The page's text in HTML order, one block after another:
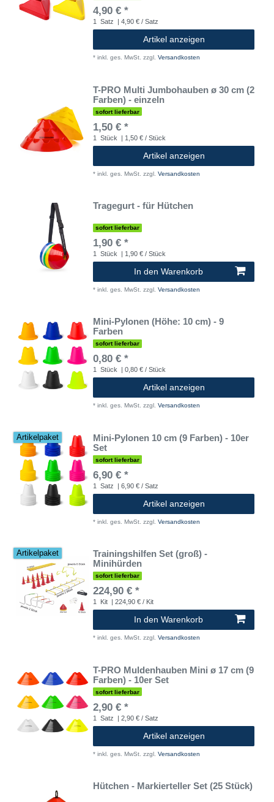
4,90 € *
1 Satz | 4,90 € / Satz
Artikel anzeigen
* inkl. ges. MwSt. zzgl. Versandkosten
T-PRO Multi Jumbohauben ø 30 cm (2
Farben) - einzeln
sofort lieferbar
1,50 € *
1 Stück | 1,50 € / Stück
Artikel anzeigen
* inkl. ges. MwSt. zzgl. Versandkosten
Tragegurt - für Hütchen
sofort lieferbar
1,90 € *
1 Stück | 1,90 € / Stück
In den Warenkorb
* inkl. ges. MwSt. zzgl. Versandkosten
Mini-Pylonen (Höhe: 10 cm) - 9
Farben
sofort lieferbar
0,80 € *
1 Stück | 0,80 € / Stück
Artikel anzeigen
* inkl. ges. MwSt. zzgl. Versandkosten
Artikelpaket
Mini-Pylonen 10 cm (9 Farben) - 10er
Set
sofort lieferbar
6,90 € *
1 Satz | 6,90 € / Satz
Artikel anzeigen
* inkl. ges. MwSt. zzgl. Versandkosten
Artikelpaket
Trainingshilfen Set (groß) -
Minihürden
sofort lieferbar
224,90 € *
1 Kit | 224,90 € / Kit
In den Warenkorb
* inkl. ges. MwSt. zzgl. Versandkosten
T-PRO Muldenhauben Mini ø 17 cm (9
Farben) - 10er Set
sofort lieferbar
2,90 € *
1 Satz | 2,90 € / Satz
Artikel anzeigen
* inkl. ges. MwSt. zzgl. Versandkosten
Hütchen - Markierteller Set (25 Stück)